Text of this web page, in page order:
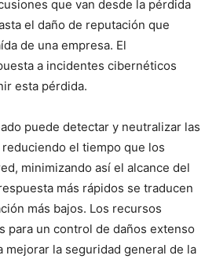
que van desde la pérdida
el ‌daño de reputación que
de⁣ una empresa. El
⁤a incidentes cibernéticos
esta pérdida.
puede detectar y neutralizar las⁢
el tiempo que los
minimizando​ así⁤ el alcance del
más rápidos se traducen
más bajos. Los recursos
para un control ⁣de ​daños ⁣extenso
mejorar la seguridad general de la